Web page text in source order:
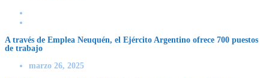
A través de Emplea Neuquén, el Ejército Argentino ofrece 700 puestos
de trabajo
marzo 26, 2025